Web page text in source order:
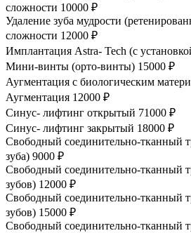
сложности 10000 ₽
Удаление зуба мудрости
сложности 12000 ₽
Имплантация Astra- Tech (с
Мини-винты (орто-винты) 15000 ₽
Аугментация с биологическим
Аугментация 12000 ₽
Синус- лифтинг открытый 71000 ₽
Синус- лифтинг закрытый 18000 ₽
Свободный соединительно-тканный
зуба) 9000 ₽
Свободный соединительно-тканный
зубов) 12000 ₽
Свободный соединительно-тканный
зубов) 15000 ₽
Свободный соединительно-тканный